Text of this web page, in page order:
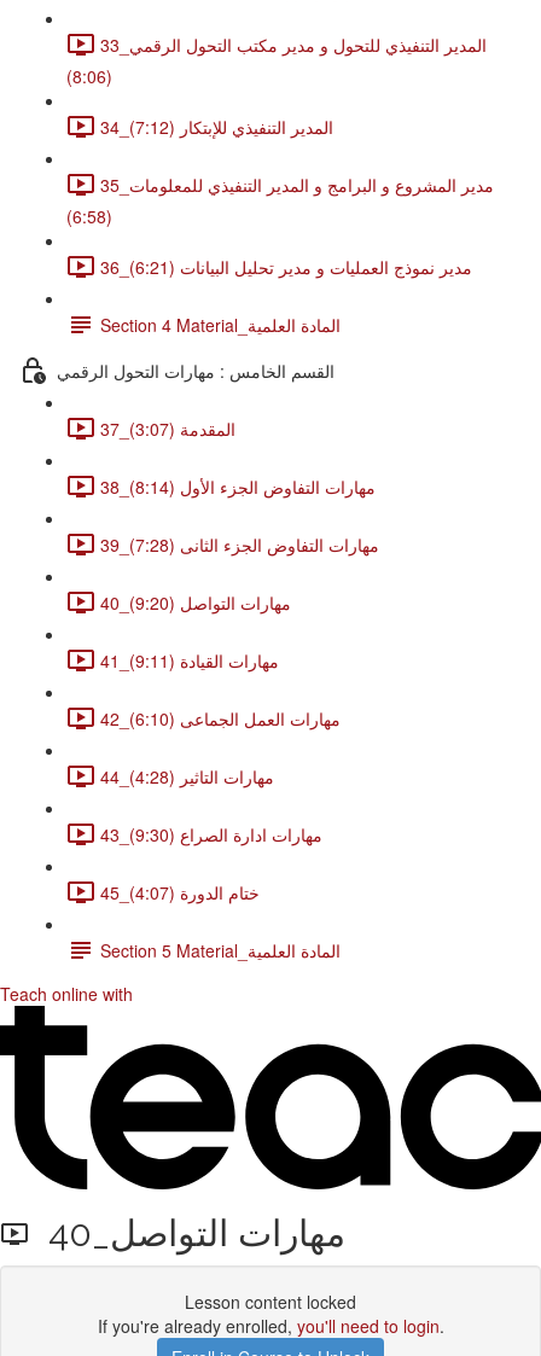
33_المدير التنفيذي للتحول و مدير مكتب التحول الرقمي
(8:06)
34_المدير التنفيذي للإبتكار (7:12)
35_مدير المشروع و البرامج و المدير التنفيذي للمعلومات
(6:58)
36_مدير نموذج العمليات و مدير تحليل البيانات (6:21)
Section 4 Material_المادة العلمية
القسم الخامس : مهارات التحول الرقمي
37_المقدمة (3:07)
38_مهارات التفاوض الجزء الأول (8:14)
39_مهارات التفاوض الجزء الثانى (7:28)
40_مهارات التواصل (9:20)
41_مهارات القيادة (9:11)
42_مهارات العمل الجماعى (6:10)
44_مهارات التاثير (4:28)
43_مهارات ادارة الصراع (9:30)
45_ختام الدورة (4:07)
Section 5 Material_المادة العلمية
Teach online with
40_مهارات التواصل
Lesson content locked
If you're already enrolled, you'll need to login.